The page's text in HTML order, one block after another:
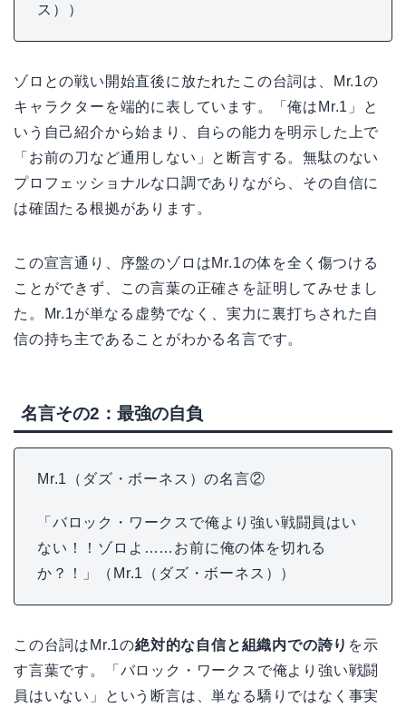
ス））
ゾロとの戦い開始直後に放たれたこの台詞は、Mr.1の
キャラクターを端的に表しています。「俺はMr.1」と
いう自己紹介から始まり、自らの能力を明示した上で
「お前の刀など通用しない」と断言する。無駄のない
プロフェッショナルな口調でありながら、その自信に
は確固たる根拠があります。
この宣言通り、序盤のゾロはMr.1の体を全く傷つける
ことができず、この言葉の正確さを証明してみせまし
た。Mr.1が単なる虚勢でなく、実力に裏打ちされた自
信の持ち主であることがわかる名言です。
名言その2：最強の自負
Mr.1（ダズ・ボーネス）の名言②
「バロック・ワークスで俺より強い戦闘員はい
ない！！ゾロよ……お前に俺の体を切れる
か？！」（Mr.1（ダズ・ボーネス））
この台詞はMr.1の絶対的な自信と組織内での誇り を示
す言葉です。「バロック・ワークスで俺より強い戦闘
員はいない」という断言は、単なる驕りではなく事実